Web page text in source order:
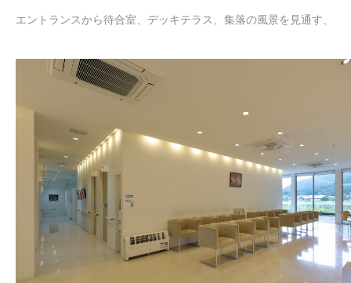
エントランスから待合室、デッキテラス、集落の風景を見通す、